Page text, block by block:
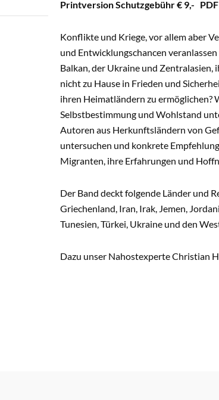
Printversion Schutzgebühr € 9,-
Konflikte und Kriege, vor allem aber
und Entwicklungschancen
Balkan, der Ukraine und Zentralasien,
nicht zu Hause in Frieden und
ihren Heimatländern zu ermöglichen?
Selbstbestimmung und Wohlstand
Autoren aus Herkunftsländern von
untersuchen und konkrete
Migranten, ihre Erfahrungen und
Der Band deckt folgende Länder und
Griechenland, Iran, Irak, Jemen,
Tunesien, Türkei, Ukraine und den
Dazu unser Nahostexperte Christian